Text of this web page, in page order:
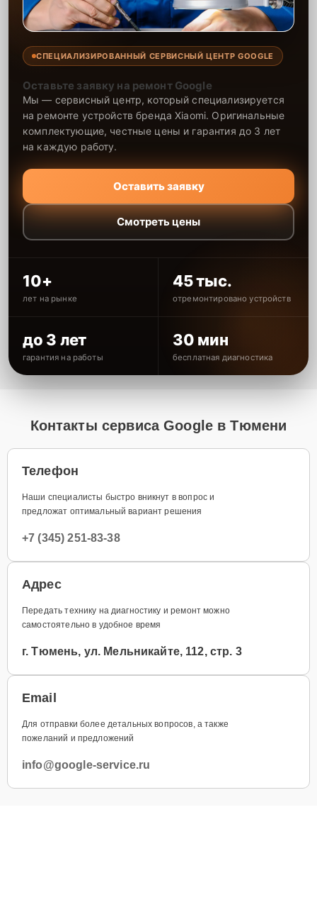
СПЕЦИАЛИЗИРОВАННЫЙ СЕРВИСНЫЙ ЦЕНТР GOOGLE
Оставьте заявку на ремонт Google
Мы — сервисный центр, который специализируется
на ремонте устройств бренда Xiaomi. Оригинальные
комплектующие, честные цены и гарантия до 3 лет
на каждую работу.
Оставить заявку
Смотреть цены
10+
лет на рынке
45 тыс.
отремонтировано устройств
до 3 лет
гарантия на работы
30 мин
бесплатная диагностика
Контакты сервиса Google в Тюмени
Телефон
Наши специалисты быстро вникнут в вопрос и
предложат оптимальный вариант решения
+7 (345) 251-83-38
Адрес
Передать технику на диагностику и ремонт можно
самостоятельно в удобное время
г. Тюмень, ул. Мельникайте, 112, стр. 3
Email
Для отправки более детальных вопросов, а также
пожеланий и предложений
info@google-service.ru